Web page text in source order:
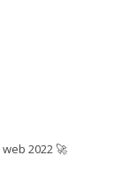
2022 🚀